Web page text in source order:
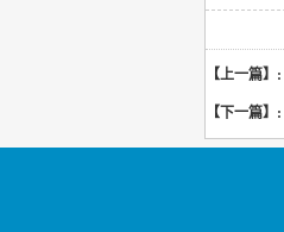
【上一篇】:
【下一篇】: